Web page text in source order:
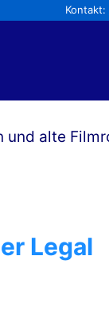
Kontakt:
Legal